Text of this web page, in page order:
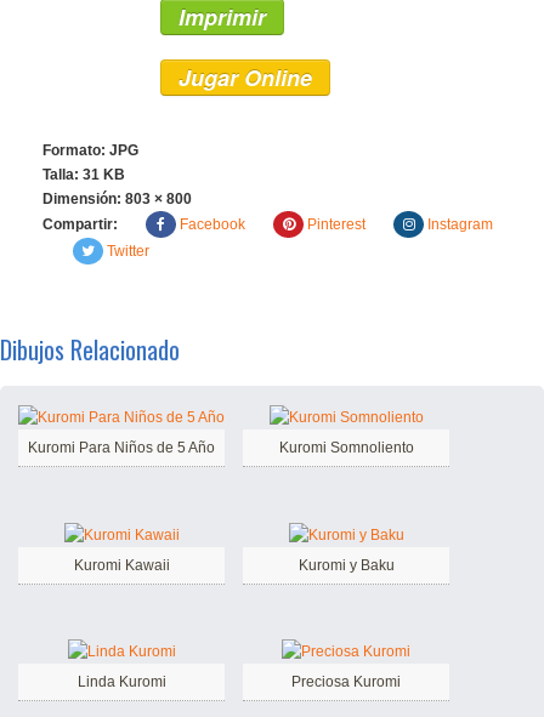
Imprimir
Jugar Online
Formato: JPG
Talla: 31 KB
Dimensión: 803 × 800
Compartir:
Facebook Pinterest
Instagram
Twitter
Dibujos Relacionado
Kuromi Para Niños de 5 Año Kuromi Somnoliento
Kuromi Kawaii Kuromi y Baku
Linda Kuromi Preciosa Kuromi